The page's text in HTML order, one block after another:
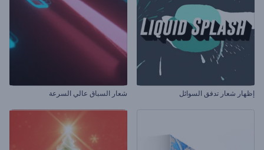
إظهار شعار تدفق السوائل شعار السباق عالي السرعة